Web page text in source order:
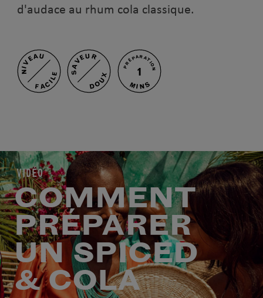
d'audace au rhum cola classique.
NIVEAU
FACILE
SAVEUR
DOUX
PRÉPARATION
1
MINS
VIDÉO
COMMENT
PRÉPARER
UN SPICED
& COLA